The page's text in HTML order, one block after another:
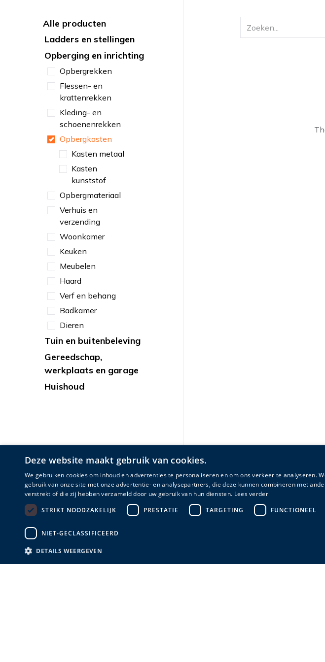
Alle producten
Ladders en stellingen
Opberging en inrichting
Opbergrekken
Flessen- en
krattenrekken
Kleding- en
schoenenrekken
Opbergkasten
Kasten metaal
Kasten
kunststof
Opbergmateriaal
Verhuis en
verzending
Woonkamer
Keuken
Meubelen
Haard
Verf en behang
Badkamer
Dieren
Tuin en buitenbeleving
Gereedschap,
werkplaats en garage
Huishoud
Deze website maakt gebruik van cookies.
We gebruiken cookies om inhoud en advertenties te personaliseren en om ons verkeer te analyseren.
gebruik van onze site met onze advertentie- en analysepartners, die deze kunnen combineren met
verstrekt of die zij hebben verzameld door uw gebruik van hun diensten. Lees verder
STRIKT NOODZAKELIJK
PRESTATIE TARGETING FUNCTIONEEL
NIET-GECLASSIFICEERD
DETAILS WEERGEVEN